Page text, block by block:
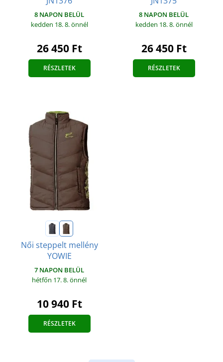
8 NAPON BELÜL
kedden 18. 8.önnél
26 450 Ft
RÉSZLETEK
8 NAPON BELÜL
kedden 18. 8.önnél
26 450 Ft
RÉSZLETEK
Női steppelt mellény
YOWIE
7 NAPON BELÜL
hétfőn 17. 8.önnél
10 940 Ft
RÉSZLETEK